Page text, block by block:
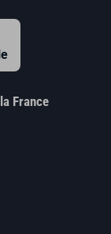
France